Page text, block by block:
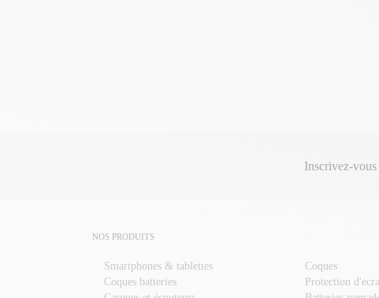
Inscrivez-vous
NOS PRODUITS
Smartphones & tablettes
Coques
Coques batteries
Protection